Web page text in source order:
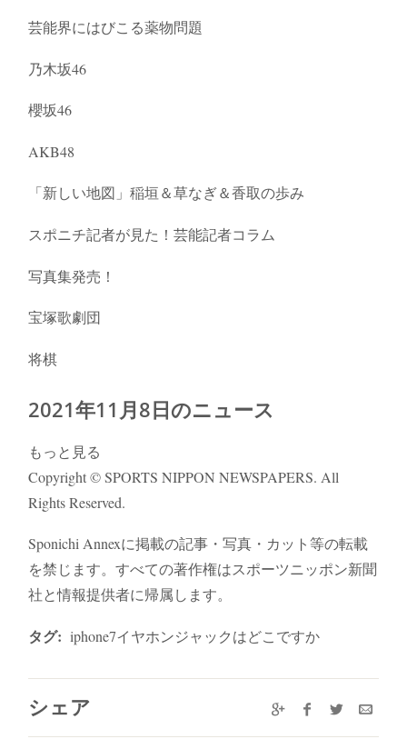
芸能界にはびこる薬物問題
乃木坂46
櫻坂46
AKB48
「新しい地図」稲垣＆草なぎ＆香取の歩み
スポニチ記者が見た！芸能記者コラム
写真集発売！
宝塚歌劇団
将棋
2021年11月8日のニュース
もっと見る
Copyright © SPORTS NIPPON NEWSPAPERS. All
Rights Reserved.
Sponichi Annexに掲載の記事・写真・カット等の転載
を禁じます。すべての著作権はスポーツニッポン新聞
社と情報提供者に帰属します。
タグ: iphone7イヤホンジャックはどこですか
シェア